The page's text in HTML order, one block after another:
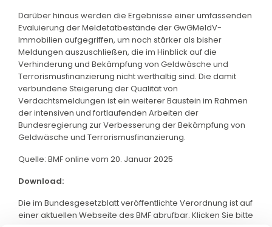
Darüber hinaus werden die Ergebnisse einer umfassenden
Evaluierung der Meldetatbestände der GwGMeldV-
Immobilien aufgegriffen, um noch stärker als bisher
Meldungen auszuschließen, die im Hinblick auf die
Verhinderung und Bekämpfung von Geldwäsche und
Terrorismusfinanzierung nicht werthaltig sind. Die damit
verbundene Steigerung der Qualität von
Verdachtsmeldungen ist ein weiterer Baustein im Rahmen
der intensiven und fortlaufenden Arbeiten der
Bundesregierung zur Verbesserung der Bekämpfung von
Geldwäsche und Terrorismusfinanzierung.
Quelle: BMF online vom 20. Januar 2025
Download:
Die im Bundesgesetzblatt veröffentlichte Verordnung ist auf
einer aktuellen Webseite des BMF abrufbar. Klicken Sie bitte